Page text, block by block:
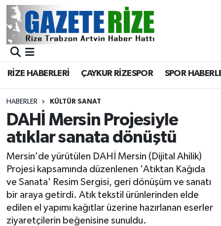
RİZE HABERLERİ ÇAYKUR RİZESPOR SPOR
HABERLER KÜLTÜR SANAT
DAHİ Mersin Projesiyle
atıklar sanata dönüştü
Mersin'de yürütülen DAHİ Mersin (Dijital Ahilik)
Projesi kapsamında düzenlenen 'Atıktan Kağıda
ve Sanata' Resim Sergisi, geri dönüşüm ve sanatı
bir araya getirdi. Atık tekstil ürünlerinden elde
edilen el yapımı kağıtlar üzerine hazırlanan eserler
ziyaretçilerin beğenisine sunuldu.
BÖLGEMİZ
Asayiş
Rize Jandarma Komutanlığı
Bilim Teknoloji
Bölge
Advertising news
Canlı Maç
Merkez Nöbetçi Eczaneler
Merkez Trafik Yoğunluk Haritası
Süper Lig Puan Durumu ve Fikstür
Tüm Manşetler
Son Dakika Haberleri